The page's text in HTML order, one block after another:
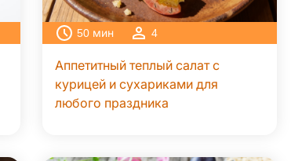
50 мин 4
Аппетитный теплый салат с
курицей и сухариками для
любого праздника